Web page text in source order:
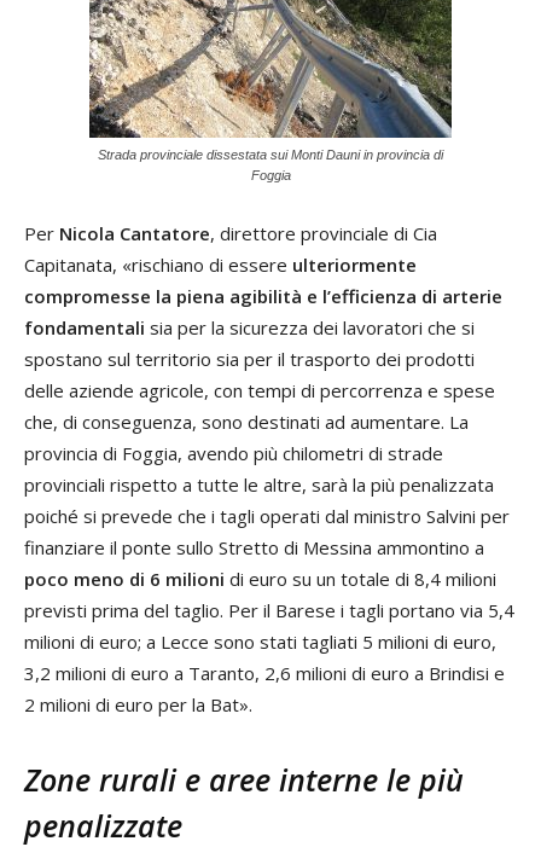
Strada provinciale dissestata sui Monti Dauni in provincia di
Foggia
Per Nicola Cantatore, direttore provinciale di Cia
Capitanata, «rischiano di essere ulteriormente
compromesse la piena agibilità e l’efficienza di arterie
fondamentali sia per la sicurezza dei lavoratori che si
spostano sul territorio sia per il trasporto dei prodotti
delle aziende agricole, con tempi di percorrenza e spese
che, di conseguenza, sono destinati ad aumentare. La
provincia di Foggia, avendo più chilometri di strade
provinciali rispetto a tutte le altre, sarà la più penalizzata
poiché si prevede che i tagli operati dal ministro Salvini per
finanziare il ponte sullo Stretto di Messina ammontino a
poco meno di 6 milioni di euro su un totale di 8,4 milioni
previsti prima del taglio. Per il Barese i tagli portano via 5,4
milioni di euro; a Lecce sono stati tagliati 5 milioni di euro,
3,2 milioni di euro a Taranto, 2,6 milioni di euro a Brindisi e
2 milioni di euro per la Bat».
Zone rurali e aree interne le più
penalizzate